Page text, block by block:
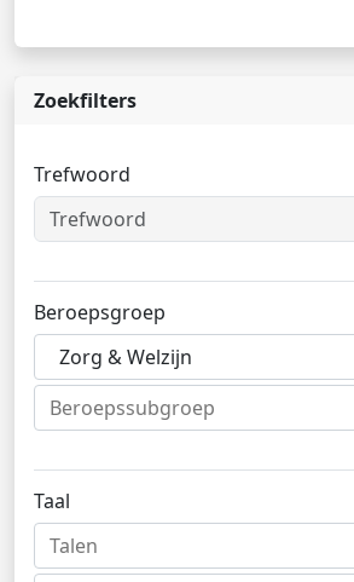
Zoekfilters
Trefwoord
Beroepsgroep
Zorg & Welzijn
Taal